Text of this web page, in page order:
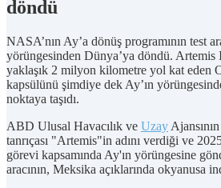
döndü
NASA’nın Ay’a dönüş programının test
yörüngesinden Dünya’ya döndü. Artemis
yaklaşık 2 milyon kilometre yol kat eden
kapsülünü şimdiye dek Ay’ın
noktaya taşıdı.
ABD Ulusal Havacılık ve Uzay
tanrıçası "Artemis"in adını verdiği ve
görevi kapsamında Ay'ın yörüngesine
aracının, Meksika açıklarında okyanusa